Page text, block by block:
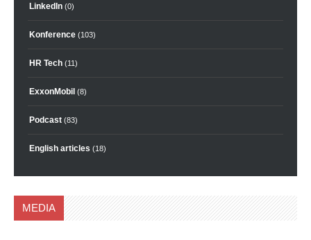
LinkedIn (0)
Konference (103)
HR Tech (11)
ExxonMobil (8)
Podcast (83)
English articles (18)
MEDIA